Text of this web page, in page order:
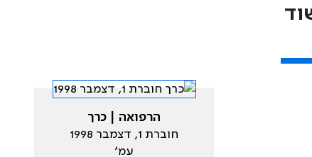
הרפואה | כרך
חוברת 1, דצמבר 1998
עמ׳